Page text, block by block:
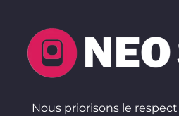
Nous priorisons le